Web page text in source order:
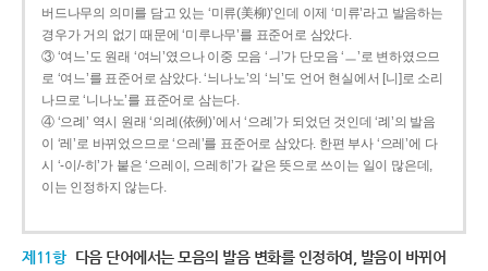
버드나무의 의미를 담고 있는 ‘미류(美柳)’인데 이제 ‘미류’라고 발음하는
경우가 거의 없기 때문에 ‘미루나무’를 표준어로 삼았다.
③ ‘여느’도 원래 ‘여늬’였으나 이중 모음 ‘ㅢ’가 단모음 ‘ㅡ’로 변하였으므
로 ‘여느’를 표준어로 삼았다. ‘늬나노’의 ‘늬’도 언어 현실에서 [니]로 소리
나므로 ‘니나노’를 표준어로 삼는다.
④ ‘으례’ 역시 원래 ‘의례(依例)’에서 ‘으례’가 되었던 것인데 ‘례’의 발음
이 ‘레’로 바뀌었으므로 ‘으레’를 표준어로 삼았다. 한편 부사 ‘으레’에 다
시 ‘-이/-히’가 붙은 ‘으레이, 으레히’가 같은 뜻으로 쓰이는 일이 많은데,
이는 인정하지 않는다.
제11항 다음 단어에서는 모음의 발음 변화를 인정하여, 발음이 바뀌어